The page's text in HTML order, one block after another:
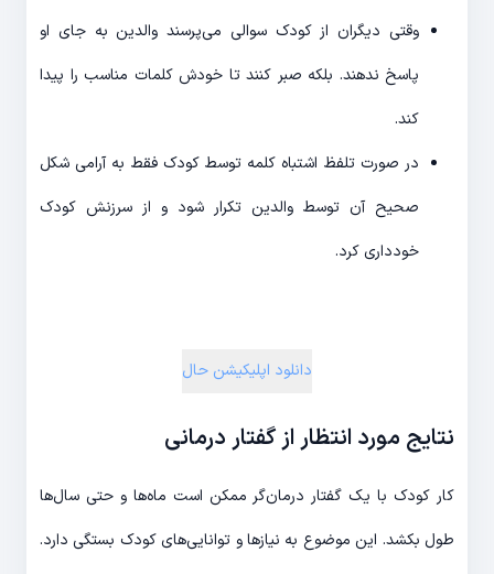
وقتی دیگران از کودک سوالی می‌پرسند والدین به جای او
پاسخ ندهند. بلکه صبر کنند تا خودش کلمات مناسب را پیدا
کند.
در صورت تلفظ اشتباه کلمه توسط کودک فقط به آرامی شکل
صحیح آن توسط والدین تکرار شود و از سرزنش کودک
خودداری کرد.
دانلود اپلیکیشن حال
نتایج مورد انتظار از گفتار درمانی
کار کودک با یک گفتار درمان‌گر ممکن است ماه‌ها و حتی سال‌ها
طول بکشد. این موضوع به نیازها و توانایی‌های کودک بستگی دارد.